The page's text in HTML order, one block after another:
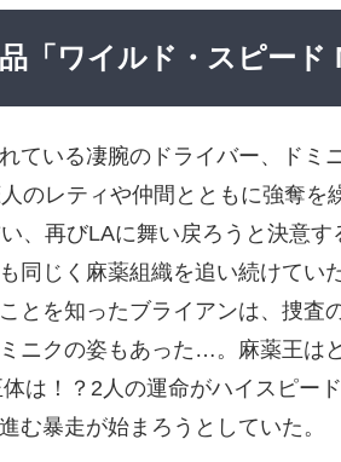
「ワイルド・スピード
ている凄腕のドライバー、ドミ
のレティや仲間とともに強奪を
、再びLAに舞い戻ろうと決意
同じく麻薬組織を追い続けてい
とを知ったブライアンは、捜査
ニクの姿もあった…。麻薬王は
は！？2人の運命がハイスピー
む暴走が始まろうとしていた。